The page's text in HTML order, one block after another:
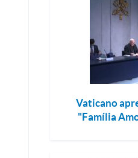
Vaticano
"Família